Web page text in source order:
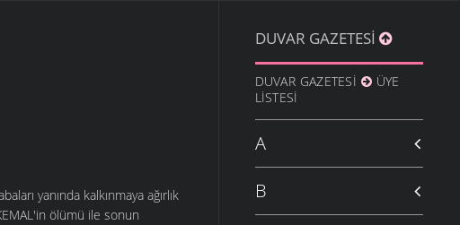
yanında kalkınmaya ağırlık
ölümü ile sonun
DUVAR GAZETESI
DUVAR GAZETESI
ÜYE
LISTESI
A
B